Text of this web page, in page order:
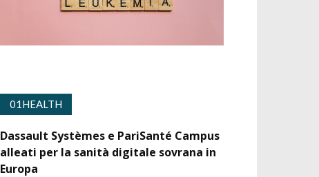
01HEALTH
Dassault Systèmes e PariSanté Campus
alleati per la sanità digitale sovrana in
Europa